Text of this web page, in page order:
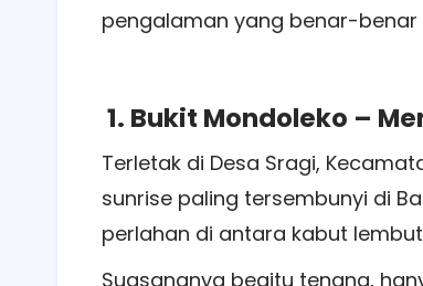
pengalaman yang benar-benar
1. Bukit Mondoleko –
Terletak di Desa Sragi,
sunrise paling tersembunyi di
perlahan di antara kabut
Suasananya begitu tenang,